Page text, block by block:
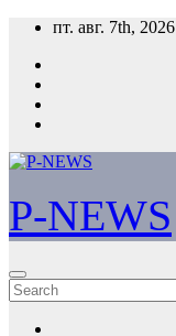
Skip
content
пт. авг. 7th, 2026
P-NEWS